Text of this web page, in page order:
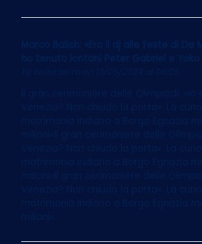
Marco Balich: «Ero il dj alle feste di De
ho tenuto lontani Peter Gabriel e Yoko
on 13/05/2024 at 06:05
Il gran cerimoniere delle Olimpiadi: «Io
Venezia? Non chiudo la porta». La
matrimonio indiano a Borgo Egnazia mi
milioni»Il gran cerimoniere delle
Venezia? Non chiudo la porta». La
matrimonio indiano a Borgo Egnazia mi
milioni»Il gran cerimoniere delle
Venezia? Non chiudo la porta». La
matrimonio indiano a Borgo Egnazia mi